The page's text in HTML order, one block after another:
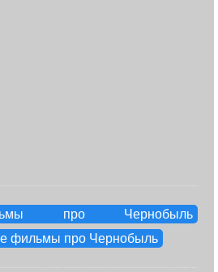
про Чернобыль
фильмы про Чернобыль